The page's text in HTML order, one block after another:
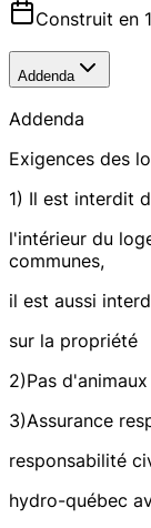
Construit en
Addenda
Addenda
Exigences des
1) Il est interdit
l'intérieur du
communes,
il est aussi
sur la propriété
2)Pas d'animaux
3)Assurance
responsabilité
hydro-québec